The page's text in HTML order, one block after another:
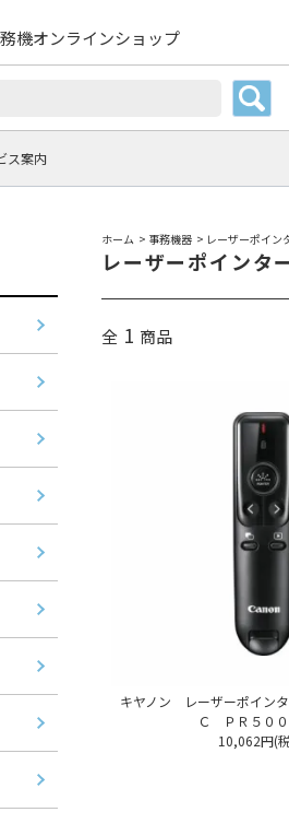
機オンラインショップ
ス案内
ホーム > 事務機器 > レーザーポイン
レーザーポインタ
全 1 商品
キヤノン レーザーポイン
Ｃ ＰＲ５００
10,062円(